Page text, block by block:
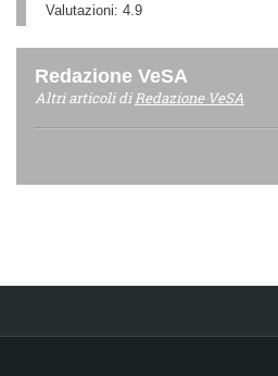
Valutazioni: 4.9
Redazione VeSA
Altri articoli diRedazione VeSA